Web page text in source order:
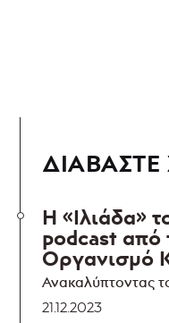
ΔΙΑΒΑΣΤΕ
Η «Ιλιάδα»
podcast από
Οργανισμό
Ανακαλύπτοντας
21.12.2023